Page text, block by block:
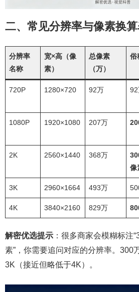
二、常见分辨率与像素换算
分辨率
名称
宽×高（像
素）
总像素
（万）
俗
720P 1280×720 92万
1080P 1920×1080 207万
2K 2560×1440 368万
像
3K 2960×1664 493万
4K 3840×2160 829万
解密优选提示 ：很多商家会模糊标注
素”，你需要追问对应的分辨率。300
3K（接近但略低于4K）。